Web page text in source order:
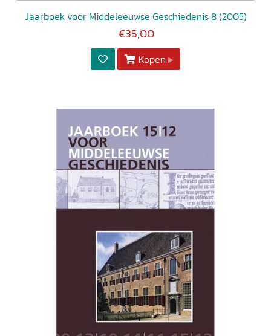
Jaarboek voor Middeleeuwse Geschiedenis 8 (2005)
€35,00
Kopen